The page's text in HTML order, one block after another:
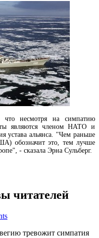
что несмотря на симпатию
являются членом НАТО и
устава альянса. "Чем раньше
обозначит это, тем лучше
- сказала Эрна Сульберг.
читателей
тревожит симпатия